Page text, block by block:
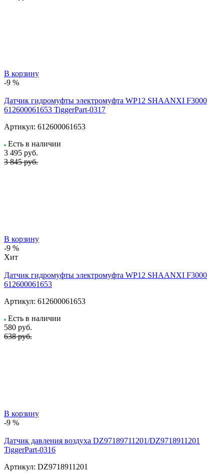
В корзину
-9 %
Датчик гидромуфты электромуфта WP12 SHAANXI F3000
612600061653 TiggerPart-0317
Артикул: 612600061653
Есть в наличии
3 495 руб.
3 845 руб.
В корзину
-9 %
Хит
Датчик гидромуфты электромуфта WP12 SHAANXI F3000
612600061653
Артикул: 612600061653
Есть в наличии
580 руб.
638 руб.
В корзину
-9 %
Датчик давления воздуха DZ97189711201/DZ9718911201
TiggerPart-0316
Артикул: DZ9718911201